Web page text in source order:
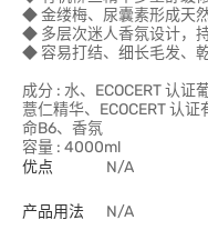
◆ 金缕梅、尿囊素形成天
◆ 多层次迷人香氛设计，
◆ 容易打结、细长毛发、
成分 : 水、ECOCERT 认证
薏仁精华、ECOCERT 认
命B6、香氛
容量 : 4000ml
优点
N/A
产品用法 N/A